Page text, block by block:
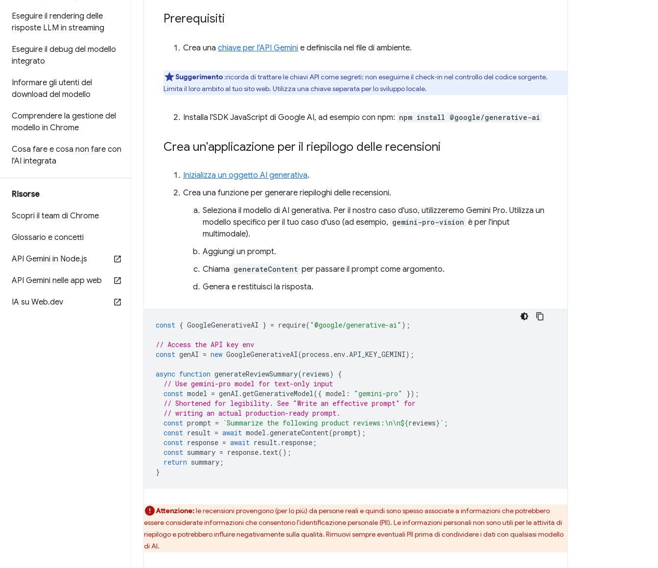
Eseguire il rendering delle
risposte LLM in streaming
Eseguire il debug del modello
integrato
Informare gli utenti del
download del modello
Comprendere la gestione del
modello in Chrome
Cosa fare e cosa non fare con
l'AI integrata
Risorse
Scopri il team di Chrome
Glossario e concetti
API Gemini in Node.js
API Gemini nelle app web
IA su Web.dev
Prerequisiti
Crea una chiave per l'API Gemini e definiscila nel file di ambiente.
Suggerimento :ricorda di trattare le chiavi API come segreti: non eseguirne il check-in nel controllo del codice sorgente.
Limita il loro ambito al tuo sito web. Utilizza una chiave separata per lo sviluppo locale.
Installa l'SDK JavaScript di Google AI, ad esempio con npm: npm install @google/generative-ai
Crea un'applicazione per il riepilogo delle recensioni
Inizializza un oggetto AI generativa.
Crea una funzione per generare riepiloghi delle recensioni.
Seleziona il modello di AI generativa. Per il nostro caso d'uso, utilizzeremo Gemini Pro. Utilizza un
modello specifico per il tuo caso d'uso (ad esempio, gemini-pro-vision è per l'input
multimodale).
Aggiungi un prompt.
Chiama generateContent per passare il prompt come argomento.
Genera e restituisci la risposta.
const { GoogleGenerativeAI } = require( "@google/generative-ai" );
// Access the API key env
const genAI = new GoogleGenerativeAI(process . env.API_KEY_GEMINI);
async function generateReviewSummary(reviews)
{
// Use gemini-pro model for text-only input
const model = genAI .getGenerativeModel({ model : "gemini-pro"
});
// Shortened for legibility. See "Write an effective prompt" for
// writing an actual production-ready prompt.
const prompt = `Summarize the following product reviews:\n\n${reviews} ` ;
const result = await model .generateContent(prompt);
const response = await result. response ;
const summary = response. text();
return summary ;
}
Attenzione:le recensioni provengono (per lo più) da persone reali e quindi sono spesso associate a informazioni che potrebbero
essere considerate informazioni che consentono l'identificazione personale (PII). Le informazioni personali non sono utili per le attività di
riepilogo e potrebbero influire negativamente sulla qualità. Rimuovi sempre eventuali PII prima di condividere i dati con qualsiasi modello
di AI.